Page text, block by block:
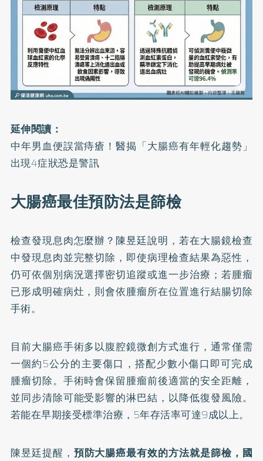
延伸閱讀：
中年男血便誤當痔瘡！醫揭「大腸癌有年輕化趨勢」
出現4症狀恐是警訊
大腸癌最佳預防法是篩檢
檢查發現息肉怎麼辦？陳昱廷說明，若在大腸鏡檢查
中發現息肉並完整切除，即使病理檢查結果為惡性，
仍可依個別病況選擇密切追蹤或進一步治療；若腫瘤
已形成明確病灶，則會依腫瘤所在位置進行結腸切除
手術。
目前大腸癌手術多以腹腔鏡微創方式進行，通常僅需
一個約5公分的主要傷口，搭配少數小傷口即可完成
腫瘤切除。手術時會保留腫瘤前後適當的安全距離，
並同步清除可能受影響的淋巴結，以降低復發風險。
若能在早期接受標準治療，5年存活率可達9成以上。
陳昱廷提醒， 預防大腸癌最有效的方法就是篩檢，國